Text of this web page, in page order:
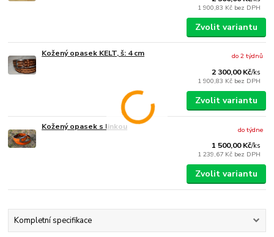
1 900,83 Kč bez DPH
Zvolit variantu
Kožený opasek KELT, š: 4 cm
2 300,00 Kč/ks
1 900,83 Kč bez DPH
do 2 týdnů
Zvolit variantu
Kožený opasek s linkou
1 500,00 Kč/ks
1 239,67 Kč bez DPH
do týdne
Zvolit variantu
Kompletní specifikace